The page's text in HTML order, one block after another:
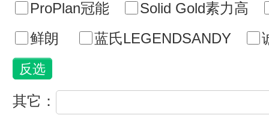
ProPlan冠能
Solid Gold素力高
鲜朗
蓝氏LEGENDSANDY
其它：